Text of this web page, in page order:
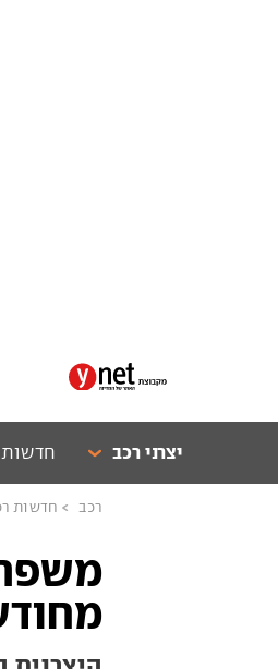
יצרני רכב חדשות
רכב חדשות